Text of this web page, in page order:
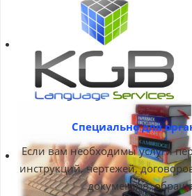
Специально для
Если вам необходимы услуги
инструкций, чертежей,
документов,